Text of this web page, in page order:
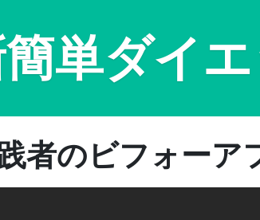
単ダイエ
者のビフォーア